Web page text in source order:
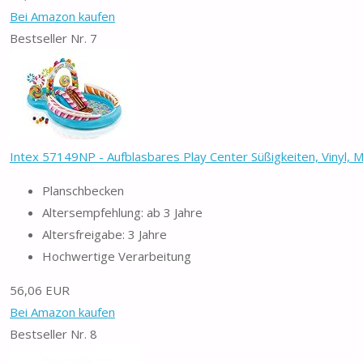
Bei Amazon kaufen
Bestseller Nr. 7
Intex 57149NP - Aufblasbares Play Center Süßigkeiten, Vinyl,
Planschbecken
Altersempfehlung: ab 3 Jahre
Altersfreigabe: 3 Jahre
Hochwertige Verarbeitung
56,06 EUR
Bei Amazon kaufen
Bestseller Nr. 8